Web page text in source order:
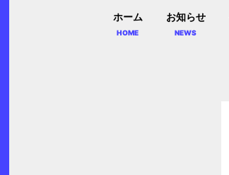
ホーム
HOME
お知らせ
NEWS